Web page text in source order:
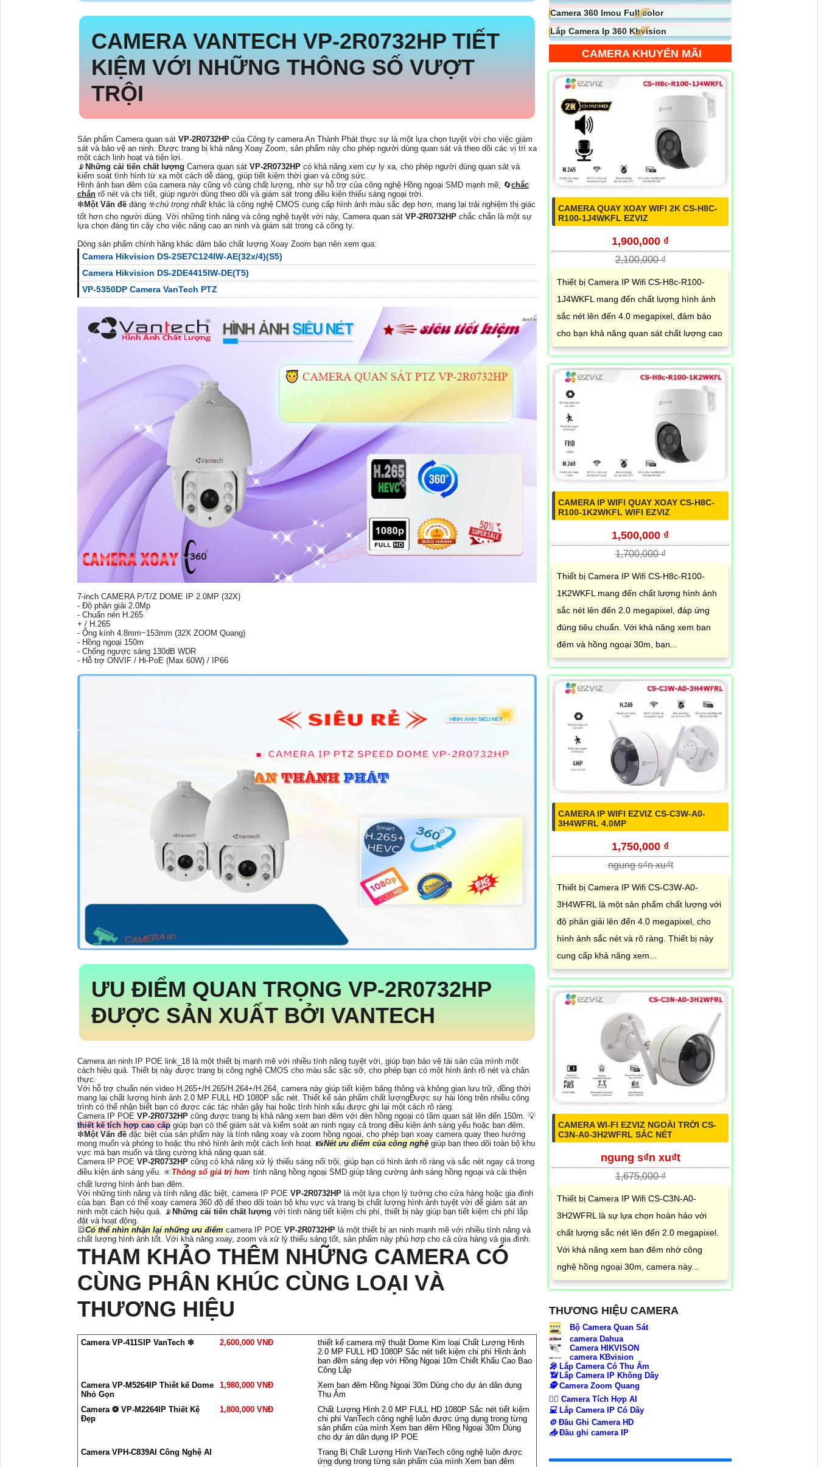
CAMERA VANTECHVP-2R0732HPTIẾT
KIỆM VỚI NHỮNG THÔNG SỐ VƯỢT
TRỘI
Sản phẩm Camera quan sát VP-2R0732HP của Công ty camera An Thành Phát thực sự là một lựa chọn tuyệt vời cho việc giám
sát và bảo vệ an ninh. Được trang bị khả năng Xoay Zoom, sản phẩm này cho phép người dùng quan sát và theo dõi các vị trí xa
một cách linh hoạt và tiện lợi.
📡Những cải tiến chất lượng Camera quan sát VP-2R0732HP có khả năng xem cự ly xa, cho phép người dùng quan sát và
kiểm soát tình hình từ xa một cách dễ dàng, giúp tiết kiệm thời gian và công sức.
Hình ảnh ban đêm của camera này cũng vô cùng chất lượng, nhờ sự hỗ trợ của công nghệ Hồng ngoại SMD mạnh mẽ, 🔄chắc
chắn rõ nét và chi tiết, giúp người dùng theo dõi và giám sát trong điều kiện thiếu sáng ngoại trời.
❇Một Vấn đề đáng ☣️chú trọng nhất khác là công nghệ CMOS cung cấp hình ảnh màu sắc đẹp hơn, mang lại trải nghiệm thị giác
tốt hơn cho người dùng. Với những tính năng và công nghệ tuyệt vời này, Camera quan sát VP-2R0732HP chắc chắn là một sự
lựa chọn đáng tin cậy cho việc nâng cao an ninh và giám sát trong cả công ty.
Dòng sản phẩm chính hãng khác đảm bảo chất lượng Xoay Zoom bạn nên xem qua:
Camera Hikvision DS-2SE7C124IW-AE(32x/4)(S5)
Camera Hikvision DS-2DE4415IW-DE(T5)
VP-5350DP Camera VanTech PTZ
7-inch CAMERA P/T/Z DOME IP 2.0MP (32X)
- Độ phân giải 2.0Mp
- Chuẩn nén H.265
+ / H.265
- Ống kính 4.8mm~153mm (32X ZOOM Quang)
- Hồng ngoại 150m
- Chống ngược sáng 130dB WDR
- Hỗ trợ ONVIF / Hi-PoE (Max 60W) / IP66
ƯU ĐIỂM QUAN TRỌNGVP-2R0732HP
ĐƯỢC SẢN XUẤT BỞI VANTECH
Camera an ninh IP POE link_18 là một thiết bị mạnh mẽ với nhiều tính năng tuyệt vời, giúp bạn bảo vệ tài sản của mình một
cách hiệu quả. Thiết bị này được trang bị công nghệ CMOS cho màu sắc sặc sỡ, cho phép bạn có một hình ảnh rõ nét và chân
thực.
Với hỗ trợ chuẩn nén video H.265+/H.265/H.264+/H.264, camera này giúp tiết kiệm băng thông và không gian lưu trữ, đồng thời
mang lại chất lượng hình ảnh 2.0 MP FULL HD 1080P sắc nét. Thiết kế sản phẩm chất lượngĐược sự hài lòng trên nhiều công
trình có thể nhận biết bạn có được các tác nhân gây hại hoặc tình hình xấu được ghi lại một cách rõ ràng.
Camera IP POE VP-2R0732HP cũng được trang bị khả năng xem ban đêm với đèn hồng ngoại có tầm quan sát lên đến 150m. 💡
thiết kế tích hợp cao cấp giúp bạn có thể giám sát và kiểm soát an ninh ngay cả trong điều kiện ánh sáng yếu hoặc ban đêm.
❇Một Vấn đề đặc biệt của sản phẩm này là tính năng xoay và zoom hồng ngoại, cho phép bạn xoay camera quay theo hướng
mong muốn và phóng to hoặc thu nhỏ hình ảnh một cách linh hoạt. 📸Nét ưu điểm của công nghệ giúp bạn theo dõi toàn bộ khu
vực mà bạn muốn và tăng cường khả năng quan sát.
Camera IP POE VP-2R0732HP cũng có khả năng xử lý thiếu sáng nổi trội, giúp bạn có hình ảnh rõ ràng và sắc nét ngay cả trong
điều kiện ánh sáng yếu. ✳️ Thông số giá trị hơn tính năng hồng ngoại SMD giúp tăng cường ánh sáng hồng ngoại và cải thiện
chất lượng hình ảnh ban đêm.
Với những tính năng và tính năng đặc biệt, camera IP POE VP-2R0732HP là một lựa chọn lý tưởng cho cửa hàng hoặc gia đình
của bạn. Bạn có thể xoay camera 360 độ để theo dõi toàn bộ khu vực và trang bị chất lượng hình ảnh tuyệt vời để giám sát an
ninh một cách hiệu quả. 📡Những cải tiến chất lượng với tính năng tiết kiệm chi phí, thiết bị này giúp bạn tiết kiệm chi phí lắp
đặt và hoạt động.
🔳Có thể nhìn nhận lại những ưu điểm camera IP POE VP-2R0732HP là một thiết bị an ninh mạnh mẽ với nhiều tính năng và
chất lượng hình ảnh tốt. Với khả năng xoay, zoom và xử lý thiếu sáng tốt, sản phẩm này phù hợp cho cả cửa hàng và gia đình.
THAM KHẢO THÊM NHỮNG CAMERA CÓ
CÙNG PHÂN KHÚC CÙNG LOẠI VÀ
THƯƠNG HIỆU
Camera VP-411SIP VanTech ❇ 2,600,000 VNĐ
thiết kế camera mỹ thuật Dome Kim loại Chất Lượng Hình
2.0 MP FULL HD 1080P Sắc nét tiết kiệm chi phí Hình ảnh
ban đêm sáng đẹp với Hồng Ngoại 10m Chiết Khấu Cao Bao
Công Lắp
Camera VP-M5264IP Thiêt kế Dome
Nhỏ Gọn
1,980,000 VNĐ
Xem ban đêm Hồng Ngoại 30m Dùng cho dự án dân dụng
Thu Âm
Camera ❂ VP-M2264IP Thiết Kệ
Đẹp
1,800,000 VNĐ
Chất Lượng Hình 2.0 MP FULL HD 1080P Sắc nét tiết kiệm
chi phí VanTech công nghệ luôn được ứng dụng trong từng
sản phẩm của mình Xem ban đêm Hồng Ngoại 30m Dùng
cho dự án dân dụng IP POE
Camera VPH-C839AI Công Nghệ AI
Trang Bị Chất Lượng Hình VanTech công nghệ luôn được
ứng dụng trong từng sản phẩm của mình Xem ban đêm
Camera 360 Imou Full color
Lắp Camera Ip 360 Kbvision
CAMERA KHUYẾN MÃI
CAMERA QUAY XOAY WIFI 2K CS-H8C-
R100-1J4WKFL EZVIZ
1,900,000 ₫
2,100,000 ₫
Thiết bị Camera IP Wifi CS-H8c-R100-
1J4WKFL mang đến chất lượng hình ảnh
sắc nét lên đến 4.0 megapixel, đảm bảo
cho bạn khả năng quan sát chất lượng cao
CAMERA IP WIFI QUAY XOAY CS-H8C-
R100-1K2WKFL WIFI EZVIZ
1,500,000 ₫
1,700,000 ₫
Thiết bị Camera IP Wifi CS-H8c-R100-
1K2WKFL mang đến chất lượng hình ảnh
sắc nét lên đến 2.0 megapixel, đáp ứng
đúng tiêu chuẩn. Với khả năng xem ban
đêm và hồng ngoại 30m, bạn...
CAMERA IP WIFI EZVIZ CS-C3W-A0-
3H4WFRL 4.0MP
1,750,000 ₫
ngung s₫n xu₫t
Thiết bị Camera IP Wifi CS-C3W-A0-
3H4WFRL là một sản phẩm chất lượng với
độ phân giải lên đến 4.0 megapixel, cho
hình ảnh sắc nét và rõ ràng. Thiết bị này
cung cấp khả năng xem...
CAMERA WI-FI EZVIZ NGOÀI TRỜI CS-
C3N-A0-3H2WFRL SẮC NÉT
ngung s₫n xu₫t
1,675,000 ₫
Thiết bị Camera IP Wifi CS-C3N-A0-
3H2WFRL là sự lựa chọn hoàn hảo với
chất lượng sắc nét lên đến 2.0 megapixel.
Với khả năng xem ban đêm nhờ công
nghệ hồng ngoại 30m, camera này...
THƯƠNG HIỆU CAMERA
Bộ Camera Quan Sát
camera Dahua
Camera HIKVISON
camera KBvision
️🎤️ Lắp Camera Có Thu Âm
📶 Lắp Camera IP Không Dây
🕵️Camera Zoom Quang
🧛‍♀️ Camera Tích Hợp AI
💻Lắp Camera IP Có Dây
⚙️Đầu Ghi Camera HD
📥Đầu ghi camera IP